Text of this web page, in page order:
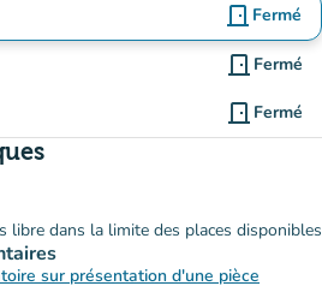
door_front Fermé
door_front Fermé
door_front Fermé
libre dans la limite des places disponibles
sur présentation d'une pièce